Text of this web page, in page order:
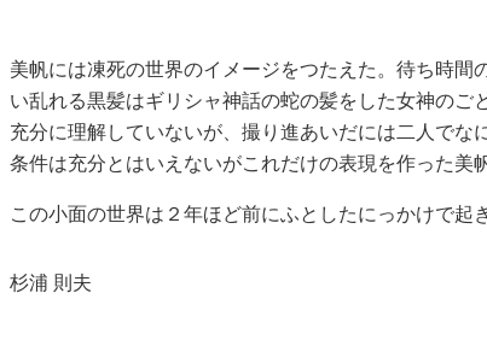
美帆には凍死の世界のイメージをつたえた。待ち時
い乱れる黒髪はギリシャ神話の蛇の髪をした女神の
充分に理解していないが、撮り進あいだには二人でな
条件は充分とはいえないがこれだけの表現を作った美
この小面の世界は２年ほど前にふとしたにっかけで起
杉浦 則夫